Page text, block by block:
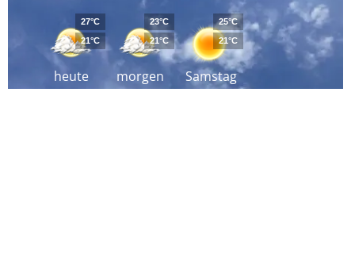
heute
27°C
21°C
morgen
23°C
21°C
Samstag
25°C
21°C